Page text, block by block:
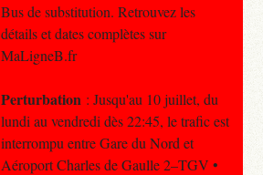
Bus de substitution. Retrouvez les
détails et dates complètes sur
MaLigneB.fr
Perturbation : Jusqu'au 10 juillet, du
lundi au vendredi dès 22:45, le trafic est
interrompu entre Gare du Nord et
Aéroport Charles de Gaulle 2–TGV •